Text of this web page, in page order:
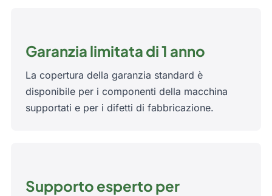
Garanzia limitata di 1 anno
La copertura della garanzia standard è
disponibile per i componenti della macchina
supportati e per i difetti di fabbricazione.
Supporto esperto per